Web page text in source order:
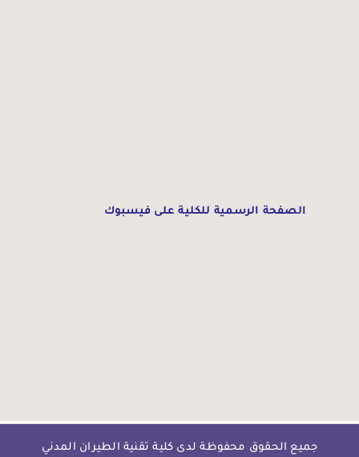
الصفحة الرسمية للكلية على فيسبوك
جميع الحقوق محفوظة لدى كلية تقنية الطيران المدني